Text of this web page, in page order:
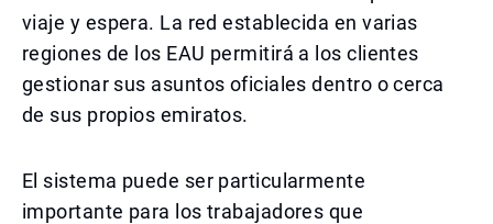
viaje y espera. La red establecida en varias
regiones de los EAU permitirá a los clientes
gestionar sus asuntos oficiales dentro o cerca
de sus propios emiratos.
El sistema puede ser particularmente
importante para los trabajadores que